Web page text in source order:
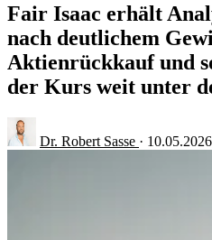
Fair Isaac erhält
nach deutlichem
Aktienrückkauf und
der Kurs weit unter
Dr. Robert Sasse ·